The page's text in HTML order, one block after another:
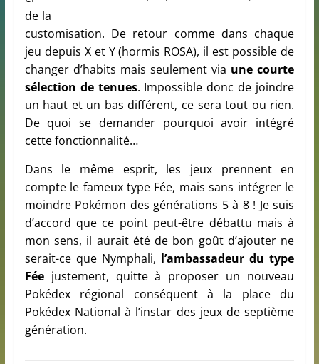
de la
customisation. De retour comme dans chaque
jeu depuis X et Y (hormis ROSA), il est possible de
changer d’habits mais seulement via une courte
sélection de tenues. Impossible donc de joindre
un haut et un bas différent, ce sera tout ou rien.
De quoi se demander pourquoi avoir intégré
cette fonctionnalité…
Dans le même esprit, les jeux prennent en
compte le fameux type Fée, mais sans intégrer le
moindre Pokémon des générations 5 à 8 ! Je suis
d’accord que ce point peut-être débattu mais à
mon sens, il aurait été de bon goût d’ajouter ne
serait-ce que Nymphali, l’ambassadeur du type
Féejustement, quitte à proposer un nouveau
Pokédex régional conséquent à la place du
Pokédex National à l’instar des jeux de septième
génération.